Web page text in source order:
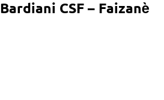
CSF – Faizanè